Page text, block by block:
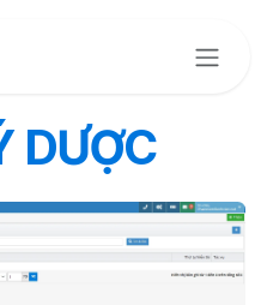
DƯỢC